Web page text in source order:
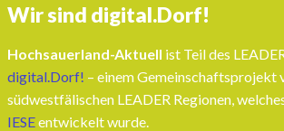
Wir sind digital.Dorf!
Hochsauerland-Aktuell ist Teil des
digital.Dorf! – einem Gemeinschaftsprojekt
südwestfälischen LEADER Regionen,
IESEentwickelt wurde.